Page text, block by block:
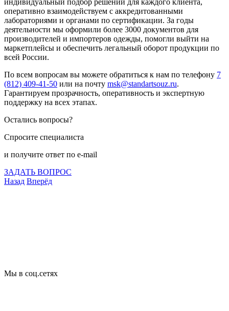
индивидуальный подбор решений для каждого клиента,
оперативно взаимодействуем с аккредитованными
лабораториями и органами по сертификации. За годы
деятельности мы оформили более 3000 документов для
производителей и импортеров одежды, помогли выйти на
маркетплейсы и обеспечить легальный оборот продукции по
всей России.
По всем вопросам вы можете обратиться к нам по телефону 7
(812) 409-41-50 или на почту msk@standartsouz.ru.
Гарантируем прозрачность, оперативность и экспертную
поддержку на всех этапах.
Остались вопросы?
Спросите специалиста
и получите ответ по e-mail
ЗАДАТЬ ВОПРОС
Назад Вперёд
Мы в соц.сетях